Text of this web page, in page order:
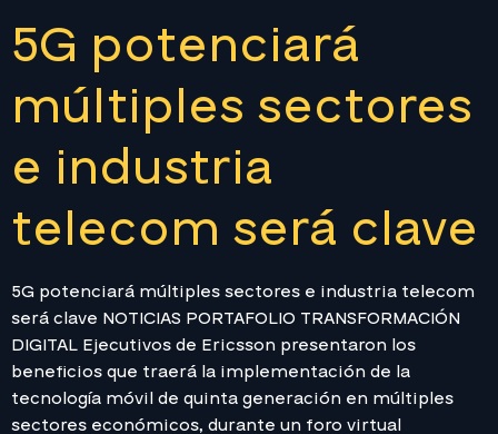
5G potenciará
múltiples sectores
e industria
telecom será clave
5G potenciará múltiples sectores e industria telecom
será clave NOTICIAS PORTAFOLIO TRANSFORMACIÓN
DIGITAL Ejecutivos de Ericsson presentaron los
beneficios que traerá la implementación de la
tecnología móvil de quinta generación en múltiples
sectores económicos, durante un foro virtual